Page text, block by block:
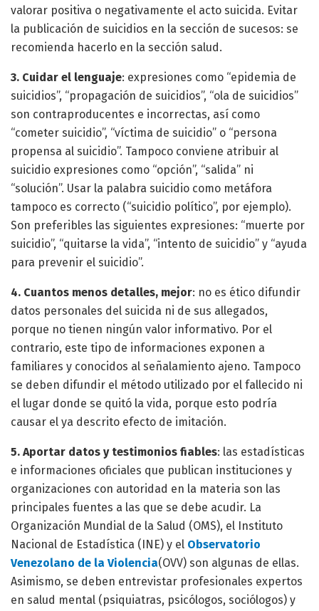
valorar positiva o negativamente el acto suicida. Evitar
la publicación de suicidios en la sección de sucesos: se
recomienda hacerlo en la sección salud.
3. Cuidar el lenguaje: expresiones como “epidemia de
suicidios”, “propagación de suicidios”, “ola de suicidios”
son contraproducentes e incorrectas, así como
“cometer suicidio”, “víctima de suicidio” o “persona
propensa al suicidio”. Tampoco conviene atribuir al
suicidio expresiones como “opción”, “salida” ni
“solución”. Usar la palabra suicidio como metáfora
tampoco es correcto (“suicidio político”, por ejemplo).
Son preferibles las siguientes expresiones: “muerte por
suicidio”, “quitarse la vida”, “intento de suicidio” y “ayuda
para prevenir el suicidio”.
4. Cuantos menos detalles, mejor: no es ético difundir
datos personales del suicida ni de sus allegados,
porque no tienen ningún valor informativo. Por el
contrario, este tipo de informaciones exponen a
familiares y conocidos al señalamiento ajeno. Tampoco
se deben difundir el método utilizado por el fallecido ni
el lugar donde se quitó la vida, porque esto podría
causar el ya descrito efecto de imitación.
5. Aportar datos y testimonios fiables: las estadísticas
e informaciones oficiales que publican instituciones y
organizaciones con autoridad en la materia son las
principales fuentes a las que se debe acudir. La
Organización Mundial de la Salud (OMS), el Instituto
Nacional de Estadística (INE) y el Observatorio
Venezolano de la Violencia(OVV) son algunas de ellas.
Asimismo, se deben entrevistar profesionales expertos
en salud mental (psiquiatras, psicólogos, sociólogos) y